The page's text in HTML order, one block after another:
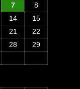
7
8
14
15
21
22
28
29